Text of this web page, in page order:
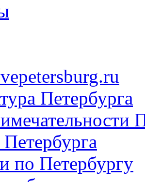
Петербурга
по Петербургу